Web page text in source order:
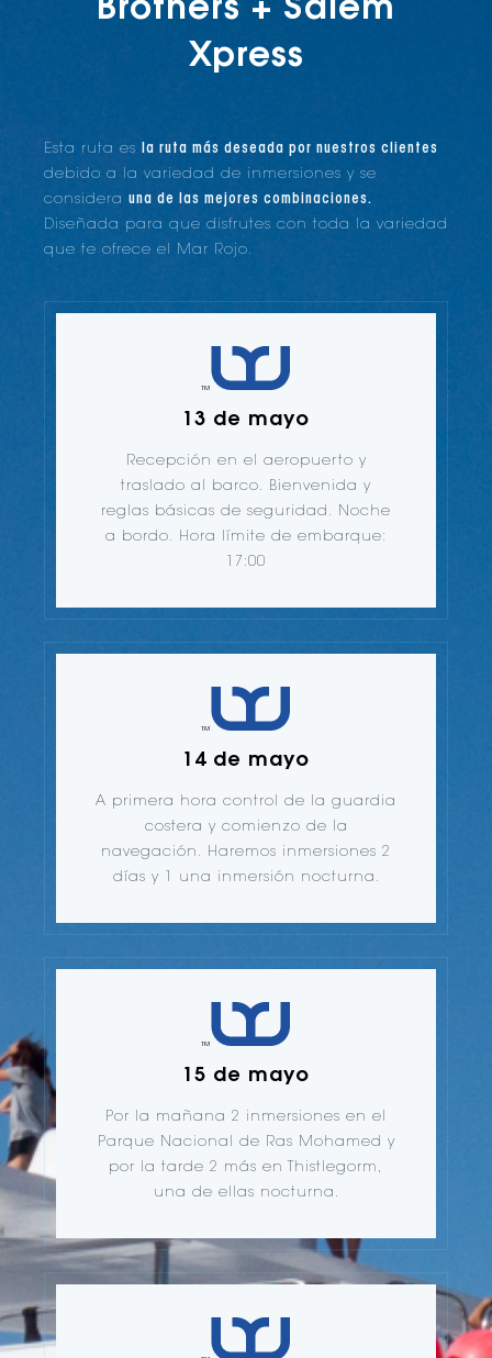
Brothers + Salem
Xpress
Esta ruta es
la ruta más deseada por nuestros clientes
debido a la variedad de inmersiones y se
considera una de las mejores combinaciones.
Diseñada para que disfrutes con toda la variedad
que te ofrece el Mar Rojo.
13 de mayo
Recepción en el aeropuerto y
traslado al barco. Bienvenida y
reglas básicas de seguridad. Noche
a bordo. Hora límite de embarque:
17:00
14 de mayo
A primera hora control de la guardia
costera y comienzo de la
navegación. Haremos inmersiones 2
días y 1 una inmersión nocturna.
15 de mayo
Por la mañana 2 inmersiones en el
Parque Nacional de Ras Mohamed y
por la tarde 2 más en Thistlegorm,
una de ellas nocturna.